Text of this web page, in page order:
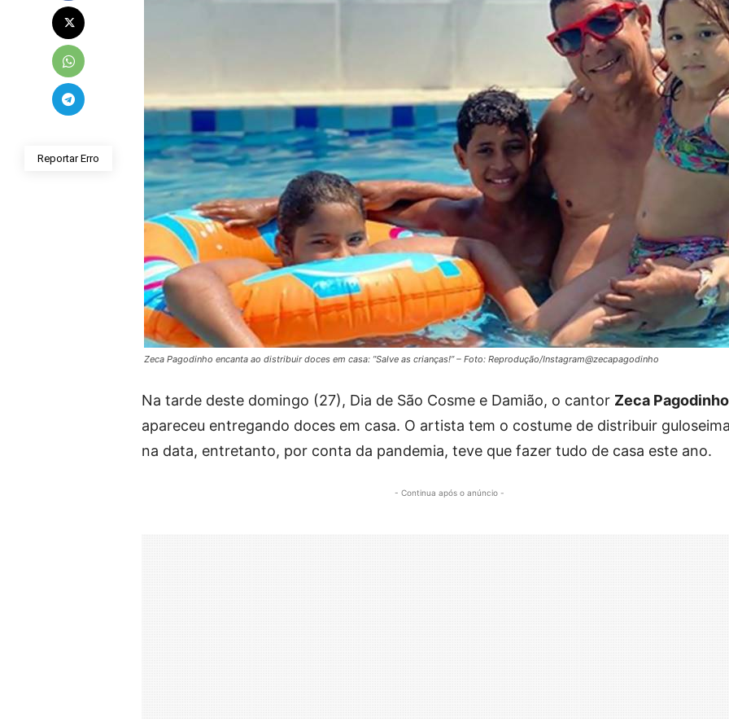
Reportar Erro
Zeca Pagodinho encanta ao distribuir doces em casa: ”Salve as crianças!” – Foto: Reprodução/Instagram@zecapagodinho
Na tarde deste domingo (27), Dia de São Cosme e Damião, o cantor Zeca Pagodinho
apareceu entregando doces em casa. O artista tem o costume de distribuir
na data, entretanto, por conta da pandemia, teve que fazer tudo de casa este ano.
- Continua após o anúncio -